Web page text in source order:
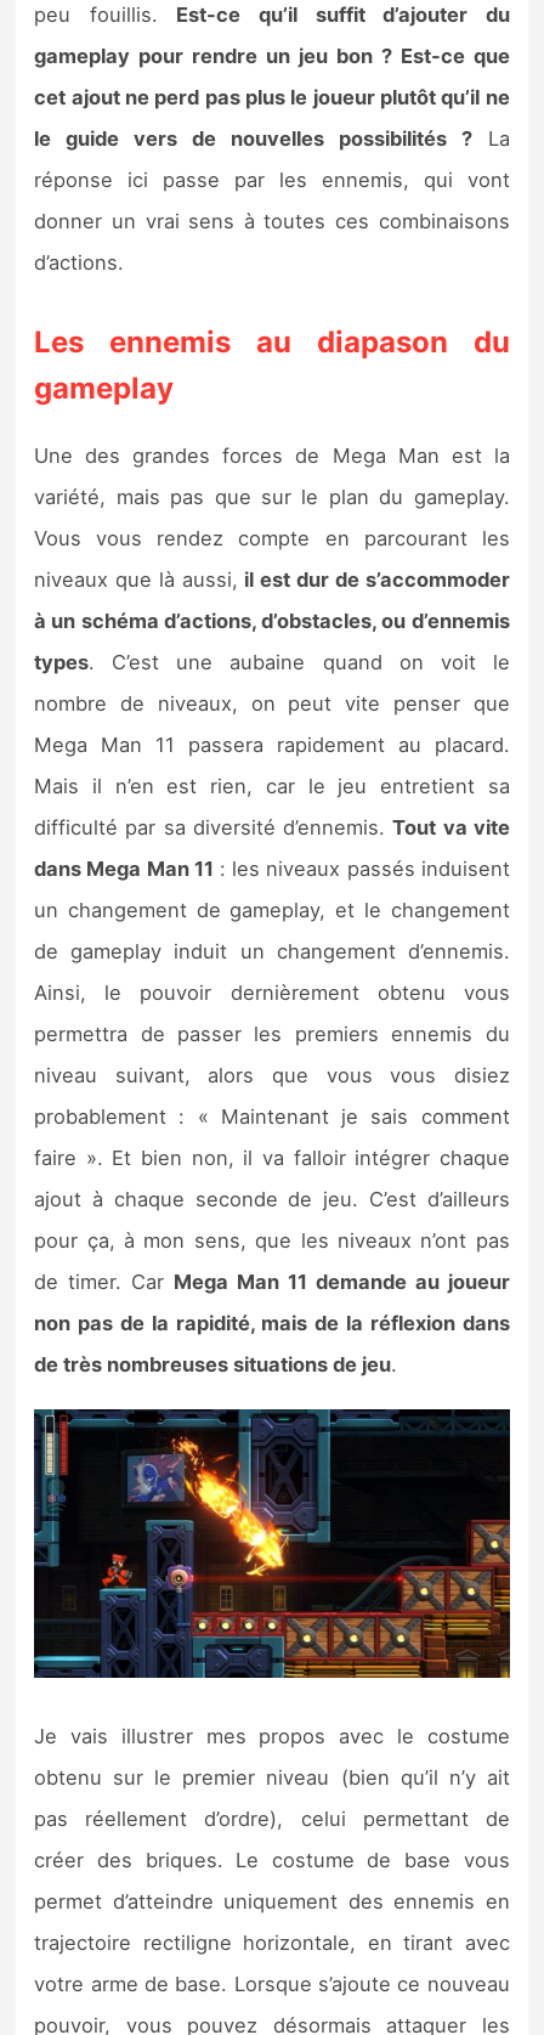
peu fouillis. Est-ce qu’il suffit d’ajouter du
gameplay pour rendre un jeu bon ? Est-ce que
cet ajout ne perd pas plus le joueur plutôt qu’il ne
le guide vers de nouvelles possibilités ?La
réponse ici passe par les ennemis, qui vont
donner un vrai sens à toutes ces combinaisons
d’actions.
Les ennemis au diapason du
gameplay
Une des grandes forces de Mega Man est la
variété, mais pas que sur le plan du gameplay.
Vous vous rendez compte en parcourant les
niveaux que là aussi, il est dur de s’accommoder
à un schéma d’actions, d’obstacles, ou d’ennemis
types. C’est une aubaine quand on voit le
nombre de niveaux, on peut vite penser que
Mega Man 11 passera rapidement au placard.
Mais il n’en est rien, car le jeu entretient sa
difficulté par sa diversité d’ennemis.Tout va vite
dans Mega Man 11 : les niveaux passés induisent
un changement de gameplay, et le changement
de gameplay induit un changement d’ennemis.
Ainsi, le pouvoir dernièrement obtenu vous
permettra de passer les premiers ennemis du
niveau suivant, alors que vous vous disiez
probablement : « Maintenant je sais comment
faire ». Et bien non, il va falloir intégrer chaque
ajout à chaque seconde de jeu. C’est d’ailleurs
pour ça, à mon sens, que les niveaux n’ont pas
de timer. Car Mega Man 11 demande au joueur
non pas de la rapidité, mais de la réflexion dans
de très nombreuses situations de jeu.
Je vais illustrer mes propos avec le costume
obtenu sur le premier niveau (bien qu’il n’y ait
pas réellement d’ordre), celui permettant de
créer des briques. Le costume de base vous
permet d’atteindre uniquement des ennemis en
trajectoire rectiligne horizontale, en tirant avec
votre arme de base. Lorsque s’ajoute ce nouveau
pouvoir, vous pouvez désormais attaquer les